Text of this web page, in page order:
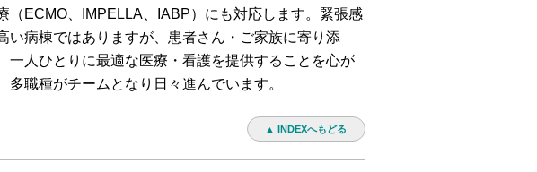
（ECMO、IMPELLA、IABP）にも対応します。緊張感
い病棟ではありますが、患者さん・ご家族に寄り添
一人ひとりに最適な医療・看護を提供することを心が
多職種がチームとなり日々進んでいます。
▲ INDEXへもどる